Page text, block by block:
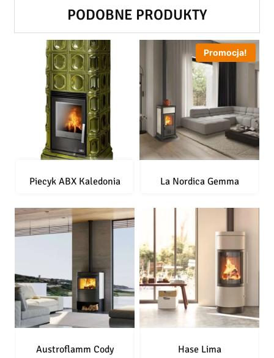
PODOBNE PRODUKTY
Piecyk ABX Kaledonia
Promocja!
La Nordica Gemma
Austroflamm Cody Hase Lima